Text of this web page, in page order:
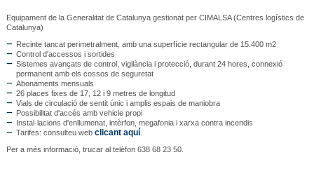
Equipament de la Generalitat de Catalunya gestionat per CIMALSA (Centres logístics de
Catalunya)
Recinte tancat perimetralment, amb una superfície rectangular de 15.400 m2
Control d'accessos i sortides
Sistemes avançats de control, vigilància i protecció, durant 24 hores, connexió
permanent amb els cossos de seguretat
Abonaments mensuals
26 places fixes de 17, 12 i 9 metres de longitud
Vials de circulació de sentit únic i amplis espais de maniobra
Possibilitat d'accés amb vehicle propi
Instal·lacions d'enllumenat, intèrfon, megafonia i xarxa contra incendis
Tarifes: consulteu web clicant aquí.
Per a més informació, trucar al telèfon 638 68 23 50.